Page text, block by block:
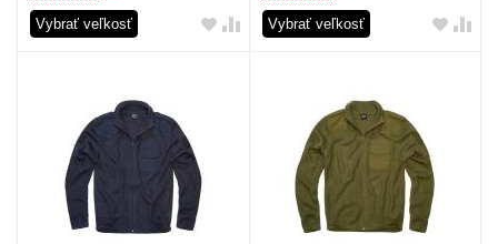
Vybrať veľkosť Vybrať veľkosť